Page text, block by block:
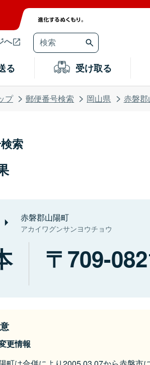
へ
る 受け取る
プ 郵便番号検索 岡山県 赤磐
索
赤磐郡山陽町
アカイワグンサンヨウチョウ
709-
更情報